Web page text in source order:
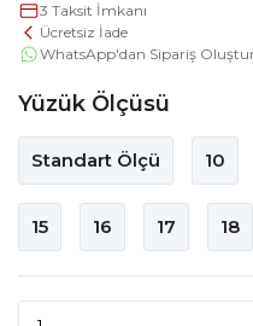
3 Taksit İmkanı
Ücretsiz İade
WhatsApp'dan Sipariş
Yüzük Ölçüsü
Standart Ölçü 10
15 16 17 18